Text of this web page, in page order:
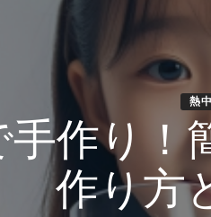
熱
手作り！
作り方